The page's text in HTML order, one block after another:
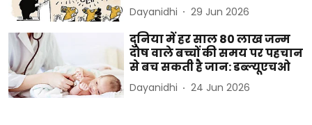
Dayanidhi 29 Jun 2026
दुनिया में हर साल 80 लाख जन्म
दोष वाले बच्चों की समय पर पहचान
से बच सकती है जान: डब्ल्यूएचओ
Dayanidhi 24 Jun 2026